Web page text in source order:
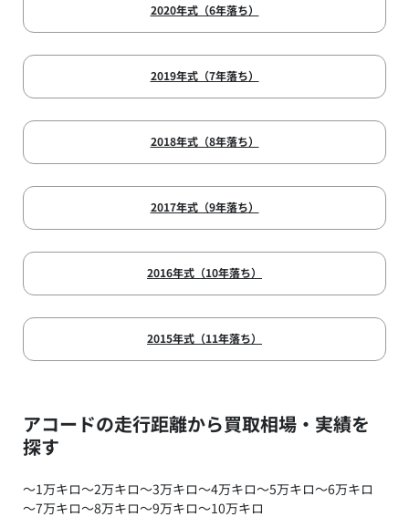
2020年式（6年落ち）
2019年式（7年落ち）
2018年式（8年落ち）
2017年式（9年落ち）
2016年式（10年落ち）
2015年式（11年落ち）
アコードの走行距離から買取相場・実績を
探す
～1万キロ～2万キロ～3万キロ～4万キロ～5万キロ～6万キロ
～7万キロ～8万キロ～9万キロ～10万キロ